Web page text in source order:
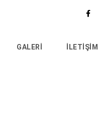
GALERİ İLETİŞİM